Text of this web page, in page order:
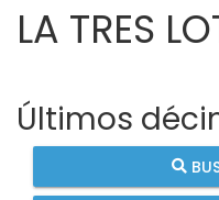
LA TRES
Últimos